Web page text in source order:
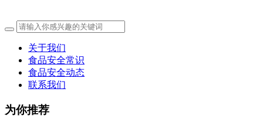
关于我们
食品安全常识
食品安全动态
联系我们
为你推荐